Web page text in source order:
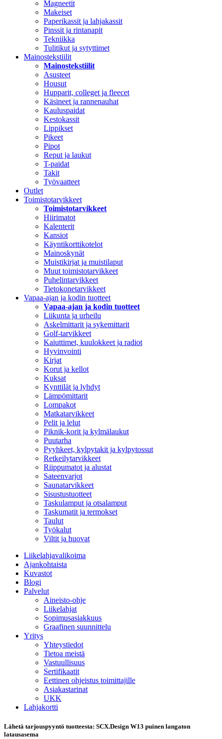
Magneetit
Makeiset
Paperikassit ja lahjakassit
Pinssit ja rintanapit
Tekniikka
Tulitikut ja sytyttimet
Mainostekstiilit
Mainostekstiilit
Asusteet
Housut
Hupparit, colleget ja fleecet
Käsineet ja rannenauhat
Kauluspaidat
Kestokassit
Lippikset
Pikeet
Pipot
Reput ja laukut
T-paidat
Takit
Työvaatteet
Outlet
Toimistotarvikkeet
Toimistotarvikkeet
Hiirimatot
Kalenterit
Kansiot
Käyntikorttikotelot
Mainoskynät
Muistikirjat ja muistilaput
Muut toimistotarvikkeet
Puhelintarvikkeet
Tietokonetarvikkeet
Vapaa-ajan ja kodin tuotteet
Vapaa-ajan ja kodin tuotteet
Liikunta ja urheilu
Askelmittarit ja sykemittarit
Golf-tarvikkeet
Kaiuttimet, kuulokkeet ja radiot
Hyvinvointi
Kirjat
Korut ja kellot
Kuksat
Kynttilät ja lyhdyt
Lämpömittarit
Lompakot
Matkatarvikkeet
Pelit ja lelut
Piknik-korit ja kylmälaukut
Puutarha
Pyyhkeet, kylpytakit ja kylpytossut
Retkeilytarvikkeet
Riippumatot ja alustat
Sateenvarjot
Saunatarvikkeet
Sisustustuotteet
Taskulamput ja otsalamput
Taskumatit ja termokset
Taulut
Työkalut
Viltit ja huovat
Liikelahjavalikoima
Ajankohtaista
Kuvastot
Blogi
Palvelut
Aineisto-ohje
Liikelahjat
Sopimusasiakkuus
Graafinen suunnittelu
Yritys
Yhteystiedot
Tietoa meistä
Vastuullisuus
Sertifikaatit
Eettinen ohjeistus toimittajille
Asiakastarinat
UKK
Lahjakortti
Lähetä tarjouspyyntö tuotteesta: SCX.Design W13 puinen langaton
latausasema